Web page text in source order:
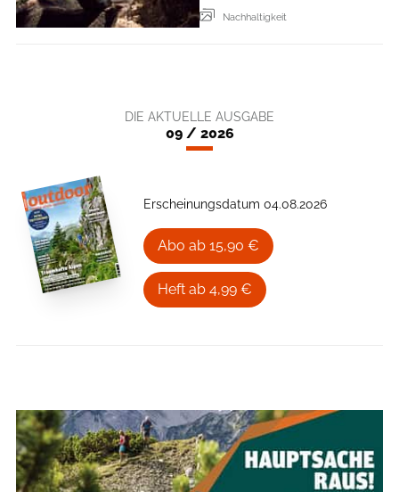
Nachhaltigkeit
DIE AKTUELLE AUSGABE
09 / 2026
Erscheinungsdatum 04.08.2026
Abo ab 15,90 €
Heft ab 4,99 €